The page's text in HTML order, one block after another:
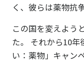
く、彼らは薬物抗
この国を変えよう
た。 それから10年
い：薬物」キャン